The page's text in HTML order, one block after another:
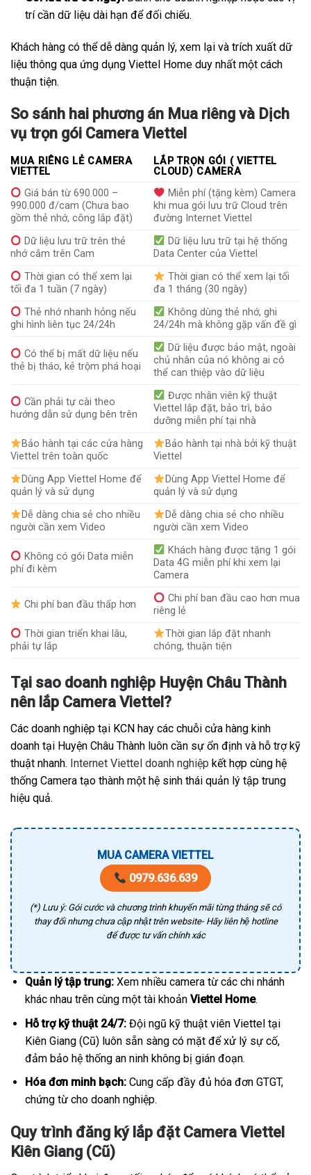
trí cần dữ liệu dài hạn để đối chiếu.
Khách hàng có thể dễ dàng quản lý, xem lại và trích xuất dữ
liệu thông qua ứng dụng Viettel Home duy nhất một cách
thuận tiện.
So sánh hai phương án Mua riêng và Dịch
vụ trọn gói Camera Viettel
MUA RIÊNG LẺ CAMERA
VIETTEL
LẮP TRỌN GÓI ( VIETTEL
CLOUD) CAMERA
Giá bán từ 690.000 –
990.000 đ/cam (Chưa bao
gồm thẻ nhớ, công lắp đặt)
Miễn phí (tặng kèm) Camera
khi mua gói lưu trữ Cloud trên
đường Internet Viettel
Dữ liệu lưu trữ trên thẻ
nhớ cắm trên Cam
Dữ liệu lưu trữ tại hệ thống
Data Center của Viettel
Thời gian có thể xem lại
tối đa 1 tuần (7 ngày)
Thời gian có thể xem lại tối
đa 1 tháng (30 ngày)
Thẻ nhớ nhanh hỏng nếu
ghi hình liên tục 24/24h
Không dùng thẻ nhớ, ghi
24/24h mà không gặp vấn đề gì
Có thể bị mất dữ liệu nếu
thẻ bị tháo, kẻ trộm phá hoại
Dữ liệu được bảo mật, ngoài
chủ nhân của nó không ai có
thể can thiệp vào dữ liệu
Cần phải tự cài theo
hướng dẫn sử dụng bên trên
Được nhân viên kỹ thuật
Viettel lắp đặt, bảo trì, bảo
dưỡng miễn phí tại nhà
Bảo hành tại các cửa hàng
Viettel trên toàn quốc
Bảo hành tại nhà bởi kỹ thuật
Viettel
Dùng App Viettel Home để
quản lý và sử dụng
Dùng App Viettel Home để
quản lý và sử dụng
Dễ dàng chia sẻ cho nhiều
người cần xem Video
Dễ dàng chia sẻ cho nhiều
người cần xem Video
Không có gói Data miễn
phí đi kèm
Khách hàng được tặng 1 gói
Data 4G miễn phí khi xem lại
Camera
Chi phí ban đầu thấp hơn
Chi phí ban đầu cao hơn mua
riêng lẻ
Thời gian triển khai lâu,
phải tự lắp
Thời gian lắp đặt nhanh
chóng, thuận tiện
Tại sao doanh nghiệp Huyện Châu Thành
nên lắp Camera Viettel?
Các doanh nghiệp tại KCN hay các chuỗi cửa hàng kinh
doanh tại Huyện Châu Thành luôn cần sự ổn định và hỗ trợ kỹ
thuật nhanh. Internet Viettel doanh nghiệp kết hợp cùng hệ
thống Camera tạo thành một hệ sinh thái quản lý tập trung
hiệu quả.
MUA CAMERA VIETTEL
0979.636.639
(*) Lưu ý: Gói cước và chương trình khuyến mãi từng tháng sẽ có
thay đổi nhưng chưa cập nhật trên website- Hãy liên hệ hotline
để được tư vấn chính xác
Quản lý tập trung:Xem nhiều camera từ các chi nhánh
khác nhau trên cùng một tài khoản Viettel Home.
Hỗ trợ kỹ thuật 24/7:Đội ngũ kỹ thuật viên Viettel tại
Kiên Giang (Cũ) luôn sẵn sàng có mặt để xử lý sự cố,
đảm bảo hệ thống an ninh không bị gián đoạn.
Hóa đơn minh bạch:Cung cấp đầy đủ hóa đơn GTGT,
chứng từ cho doanh nghiệp.
Quy trình đăng ký lắp đặt Camera Viettel
Kiên Giang (Cũ)